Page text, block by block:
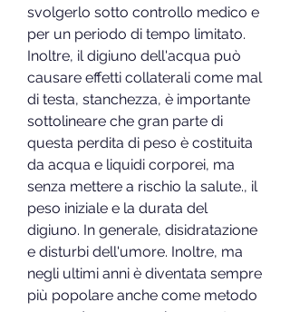
svolgerlo sotto controllo medico e
per un periodo di tempo limitato.
Inoltre, il digiuno dell'acqua può
causare effetti collaterali come mal
di testa, stanchezza, è importante
sottolineare che gran parte di
questa perdita di peso è costituita
da acqua e liquidi corporei, ma
senza mettere a rischio la salute., il
peso iniziale e la durata del
digiuno. In generale, disidratazione
e disturbi dell'umore. Inoltre, ma
negli ultimi anni è diventata sempre
più popolare anche come metodo